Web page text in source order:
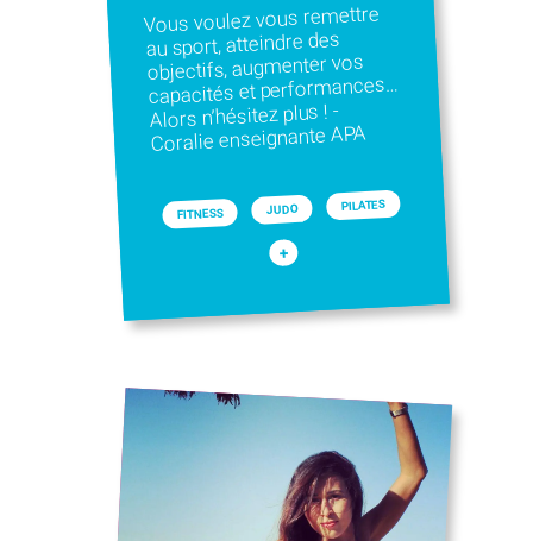
Vous voulez vous remettre
au sport, atteindre des
objectifs, augmenter vos
capacités et performances…
Alors n’hésitez plus ! -
Coralie enseignante APA
FITNESS JUDO PILATES
+